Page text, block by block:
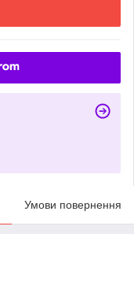
Умови повернення